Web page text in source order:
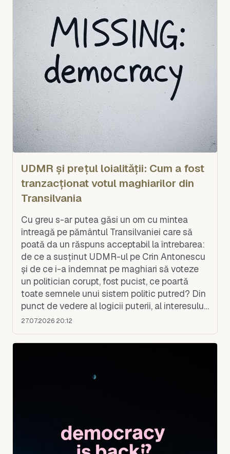
UDMR și prețul loialității: Cum a fost
tranzacționat votul maghiarilor din
Transilvania
Cu greu s-ar putea găsi un om cu mintea
întreagă pe pământul Transilvaniei care să
poată da un răspuns acceptabil la întrebarea:
de ce a susținut UDMR-ul pe Crin Antonescu
și de ce i-a îndemnat pe maghiari să voteze
un politician corupt, fost pucist, ce poartă
toate semnele unui sistem politic putred? Din
punct de vedere al logicii puterii, al interesului
politic și al comportamentului tipic al UD
27.07.2026 20:12